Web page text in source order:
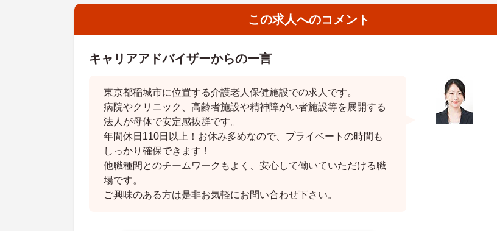
この求人へのコメント
キャリアアドバイザーからの一言
東京都稲城市に位置する介護老人保健施設での求人です。
病院やクリニック、高齢者施設や精神障がい者施設等を展開する
法人が母体で安定感抜群です。
年間休日110日以上！お休み多めなので、プライベートの時間も
しっかり確保できます！
他職種間とのチームワークもよく、安心して働いていただける職
場です。
ご興味のある方は是非お気軽にお問い合わせ下さい。